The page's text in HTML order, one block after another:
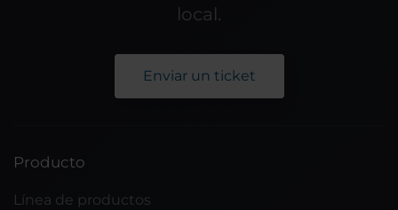
local.
Enviar un ticket
Producto
Línea de productos